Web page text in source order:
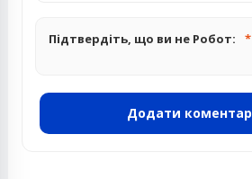
Підтвердіть, що ви не Робот:
Додати коментар